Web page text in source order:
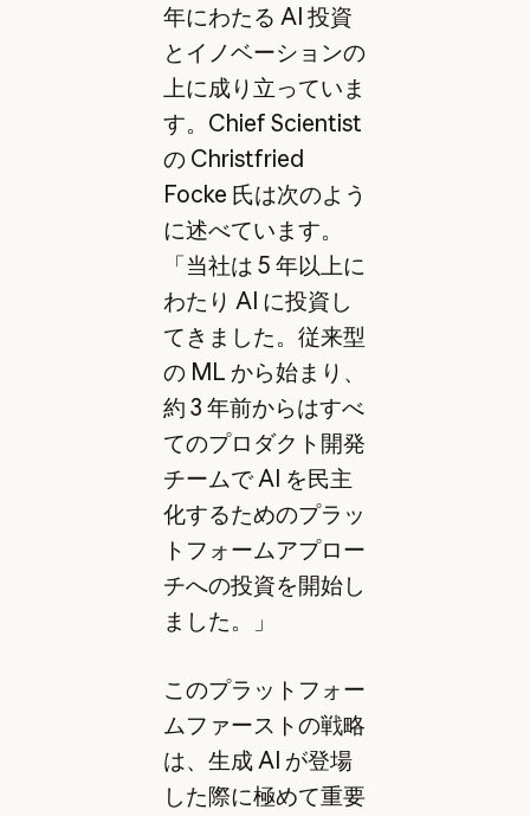
年にわたる AI 投資
とイノベーションの
上に成り立っていま
す。Chief Scientist
の Christfried
Focke 氏は次のよう
に述べています。
「当社は 5 年以上に
わたり AI に投資し
てきました。従来型
の ML から始まり、
約 3 年前からはすべ
てのプロダクト開発
チームで AI を民主
化するためのプラッ
トフォームアプロー
チへの投資を開始し
ました。」
このプラットフォー
ムファーストの戦略
は、生成 AI が登場
した際に極めて重要